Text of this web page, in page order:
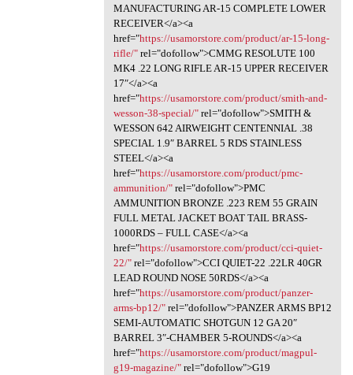
MANUFACTURING AR-15 COMPLETE LOWER
RECEIVER</a><a
href="https://usamorstore.com/product/ar-15-long-
rifle/"rel="dofollow">CMMG RESOLUTE 100
MK4 .22 LONG RIFLE AR-15 UPPER RECEIVER
17″</a><a
href="https://usamorstore.com/product/smith-and-
wesson-38-special/"rel="dofollow">SMITH &
WESSON 642 AIRWEIGHT CENTENNIAL .38
SPECIAL 1.9″ BARREL 5 RDS STAINLESS
STEEL</a><a
href="https://usamorstore.com/product/pmc-
ammunition/"rel="dofollow">PMC
AMMUNITION BRONZE .223 REM 55 GRAIN
FULL METAL JACKET BOAT TAIL BRASS-
1000RDS – FULL CASE</a><a
href="https://usamorstore.com/product/cci-quiet-
22/"rel="dofollow">CCI QUIET-22 .22LR 40GR
LEAD ROUND NOSE 50RDS</a><a
href="https://usamorstore.com/product/panzer-
arms-bp12/"rel="dofollow">PANZER ARMS BP12
SEMI-AUTOMATIC SHOTGUN 12 GA 20″
BARREL 3″-CHAMBER 5-ROUNDS</a><a
href="https://usamorstore.com/product/magpul-
g19-magazine/"rel="dofollow">G19